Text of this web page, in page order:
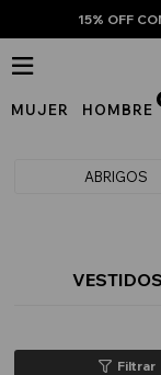
15% OFF
MUJER HOMBRE

ABRIGOS